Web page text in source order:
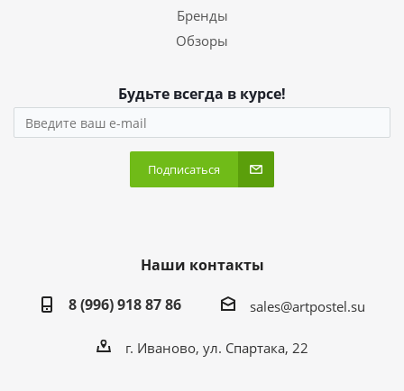
Бренды
Обзоры
Будьте всегда в курсе!
Подписаться
Наши контакты
8 (996) 918 87 86
sales@artpostel.su
г. Иваново, ул. Спартака, 22